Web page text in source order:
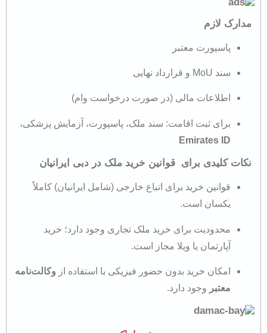
مدارک لازم
پاسپورت معتبر
سند MoU و قرارداد نهایی
اطلاعات مالی (در صورت درخواست وام)
برای ثبت اقامت: سند ملک، پاسپورت، آزمایش پزشکی،
Emirates ID
نکات کلیدی برای قوانین خرید ملک در دبی ایرانیان
قوانین خرید برای اتباع خارجی (شامل ایرانیان) کاملاً
یکسان است.
محدودیت برای خرید ملک تجاری وجود دارد؛ خرید
آپارتمان یا ویلا مجاز است.
امکان خرید بدون حضور فیزیکی با استفاده از وکالت‌نامه
معتبر وجود دارد.